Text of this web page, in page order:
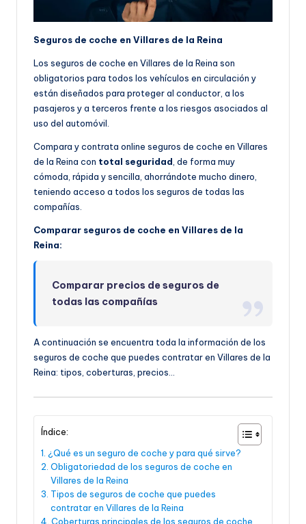
Seguros de coche en Villares de la Reina
Los seguros de coche en Villares de la Reina son
obligatorios para todos los vehículos en circulación y
están diseñados para proteger al conductor, a los
pasajeros y a terceros frente a los riesgos asociados al
uso del automóvil.
Compara y contrata online seguros de coche en Villares
de la Reina con total seguridad , de forma muy
cómoda, rápida y sencilla, ahorrándote mucho dinero,
teniendo acceso a todos los seguros de todas las
compañías.
Comparar seguros de coche en Villares de la
Reina:
Comparar precios de seguros de
todas las compañías
A continuación se encuentra toda la información de los
seguros de coche que puedes contratar en Villares de la
Reina: tipos, coberturas, precios…
Índice:
¿Qué es un seguro de coche y para qué sirve?
Obligatoriedad de los seguros de coche en
Villares de la Reina
Tipos de seguros de coche que puedes
contratar en Villares de la Reina
Coberturas principales de los seguros de coche